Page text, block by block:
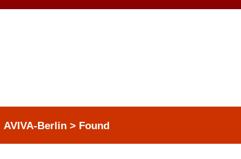
AVIVA-Berlin > Found